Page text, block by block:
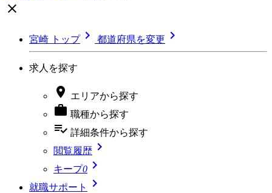

宮崎 トップ 都道府県を変更 
求人を探す
 エリアから探す
 職種から探す
playlist_add_check 詳細条件から探す
閲覧履歴 
キープ0 
就職サポート 